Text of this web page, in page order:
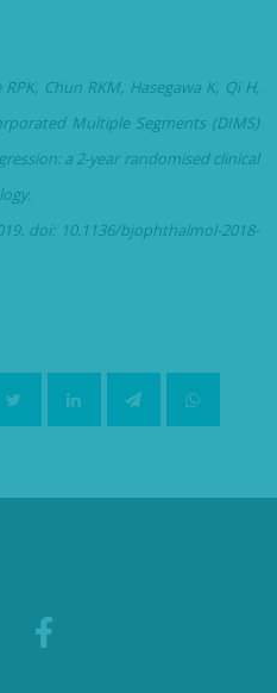
Chun RKM, Hasegawa K, Qi H,
Multiple Segments (DIMS)
a 2-year randomised clinical
doi: 10.1136/bjophthalmol-2018-